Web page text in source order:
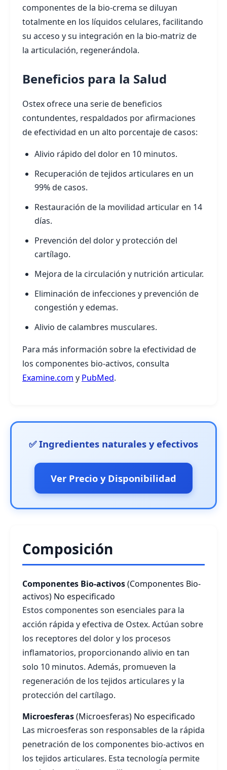
componentes de la bio-crema se diluyan
totalmente en los líquidos celulares, facilitando
su acceso y su integración en la bio-matriz de
la articulación, regenerándola.
Beneficios para la Salud
Ostex ofrece una serie de beneficios
contundentes, respaldados por afirmaciones
de efectividad en un alto porcentaje de casos:
Alivio rápido del dolor en 10 minutos.
Recuperación de tejidos articulares en un
99% de casos.
Restauración de la movilidad articular en 14
días.
Prevención del dolor y protección del
cartílago.
Mejora de la circulación y nutrición articular.
Eliminación de infecciones y prevención de
congestión y edemas.
Alivio de calambres musculares.
Para más información sobre la efectividad de
los componentes bio-activos, consulta
Examine.com y PubMed.
✅ Ingredientes naturales y efectivos
Ver Precio y Disponibilidad
Composición
Componentes Bio-activos(Componentes Bio-
activos) No especificado
Estos componentes son esenciales para la
acción rápida y efectiva de Ostex. Actúan sobre
los receptores del dolor y los procesos
inflamatorios, proporcionando alivio en tan
solo 10 minutos. Además, promueven la
regeneración de los tejidos articulares y la
protección del cartílago.
Microesferas(Microesferas) No especificado
Las microesferas son responsables de la rápida
penetración de los componentes bio-activos en
los tejidos articulares. Esta tecnología permite